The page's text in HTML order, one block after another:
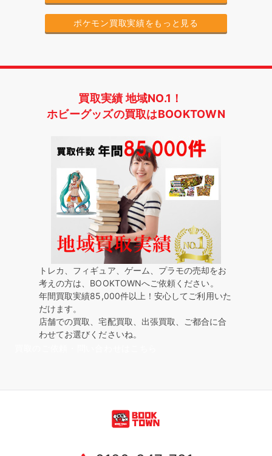
ポケモン買取実績をもっと見る
買取実績 地域NO.1！
ホビーグッズの買取はBOOKTOWN
トレカ、フィギュア、ゲーム、プラモの売却をお
考えの方は、BOOKTOWNへご依頼ください。
年間買取実績85,000件以上！安心してご利用いた
だけます。
店舗での買取、宅配買取、出張買取、ご都合に合
わせてお選びくださいね。